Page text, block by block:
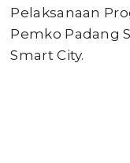
Pelaksanaan
Pemko Padang
Smart City.